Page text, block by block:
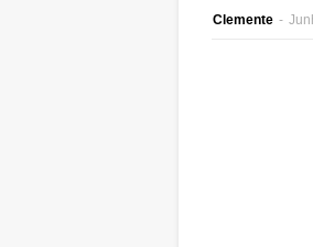
Clemente -